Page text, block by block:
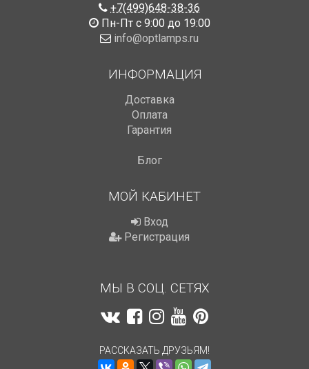
+7(499)648-38-36
Пн-Пт с 9:00 до 19:00
info@optlamps.ru
ИНФОРМАЦИЯ
Доставка
Оплата
Гарантия
Блог
МОЙ КАБИНЕТ
Вход
Регистрация
МЫ В СОЦ. СЕТЯХ
РАССКАЗАТЬ ДРУЗЬЯМ!